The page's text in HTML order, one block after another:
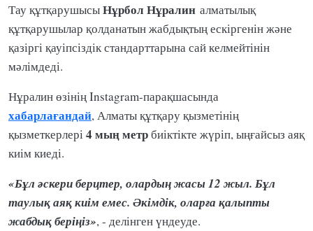
Тау құтқарушысыНұрбол Нұралин алматылық
құтқарушылар қолданатын жабдықтың ескіргенін және
қазіргі қауіпсіздік стандарттарына сай келмейтінін
мәлімдеді.
Нұралин өзінің Instagram-парақшасында
хабарлағандай, Алматы құтқару қызметінің
қызметкерлері4 мың метрбиіктікте жүріп, ыңғайсыз аяқ
киім киеді.
«Бұл әскери берцтер, олардың жасы 12 жыл. Бұл
таулық аяқ киім емес. Әкімдік, оларға қалыпты
жабдық беріңіз», - делінген үндеуде.